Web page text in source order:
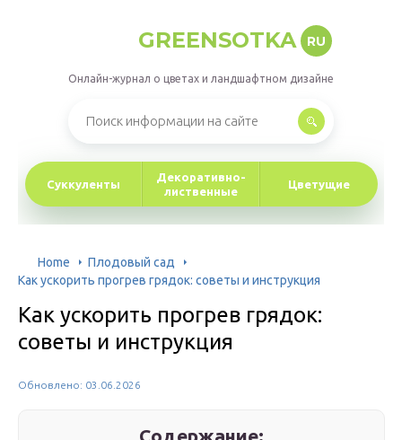
GREENSOTKA RU
Онлайн-журнал о цветах и ландшафтном дизайне
Суккуленты
Декоративно-
лиственные
Цветущие
Home
Плодовый сад
Как ускорить прогрев грядок: советы и инструкция
Как ускорить прогрев грядок:
советы и инструкция
Обновлено: 03.06.2026
Содержание: